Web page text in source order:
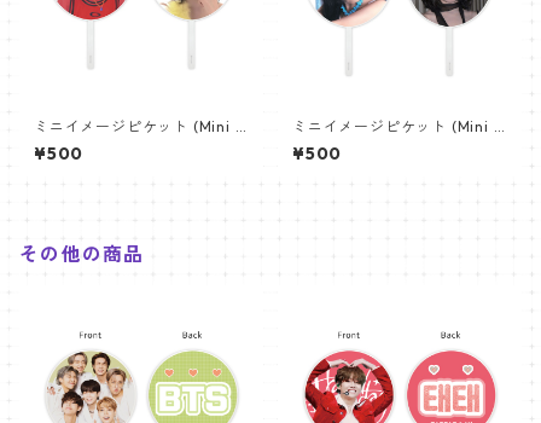
ミニイメージピケット (Mini I
mage Picket) うちわ - BABY
MONSTER AHYEON (ベイビ
¥500
ミニイメージピケット (Mini I
mage Picket) うちわ - BABY
MONSTER AHYEON (ベイビ
¥500
その他の商品